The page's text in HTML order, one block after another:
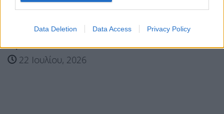
Data Deletion Data Access Privacy Policy
Συνελήφθη 28χρονος Αιγύπτιος ως ύποπτος για
την...
22 Ιουλίου, 2026